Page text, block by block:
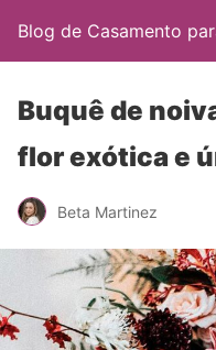
Blog de Casamento
Buquê de
flor exótica e
Beta Martinez